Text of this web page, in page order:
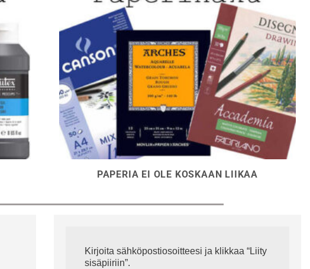
PAPERIA EI OLE KOSKAAN LIIKAA
Kirjoita sähköpostiosoitteesi ja klikkaa “Liity
sisäpiiriin”.